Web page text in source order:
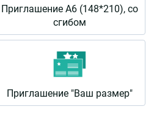
Приглашение А6 (148*210), со
сгибом
Приглашение "Ваш размер"